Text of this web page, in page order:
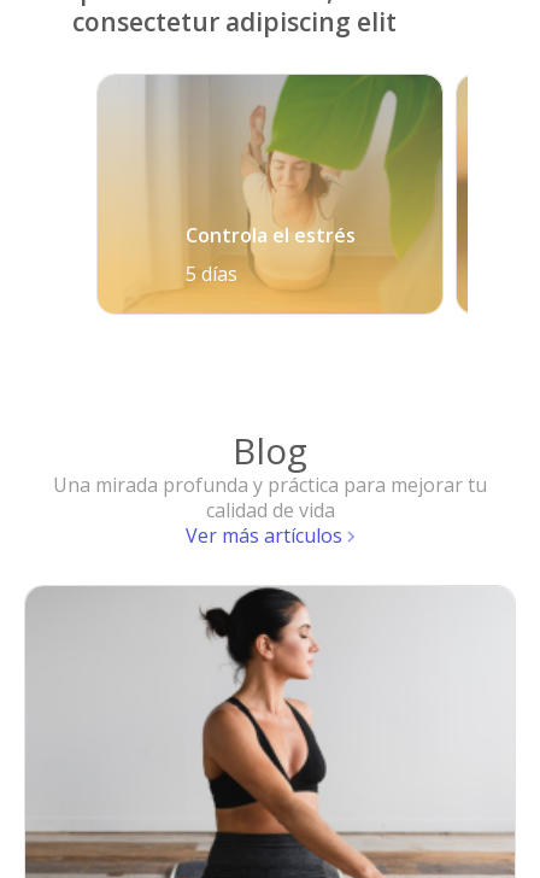
consectetur adipiscing elit
Controla el estrés
5 días
Blog
Una mirada profunda y práctica para mejorar tu
calidad de vida
Ver más artículos